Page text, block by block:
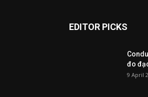
EDITOR PICKS
đo
9 April